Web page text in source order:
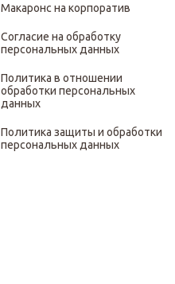
Макаронс на корпоратив
Согласие на обработку
персональных данных
Политика в отношении
обработки персональных
данных
Политика защиты и обработки
персональных данных